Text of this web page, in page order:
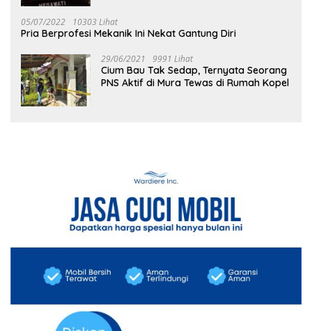
05/07/2022 10303 Lihat
Pria Berprofesi Mekanik Ini Nekat Gantung Diri
29/06/2021 9991 Lihat
Cium Bau Tak Sedap, Ternyata Seorang
PNS Aktif di Mura Tewas di Rumah Kopel